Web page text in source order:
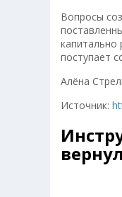
Вопросы
капитально
поступает
Алёна
Источник: